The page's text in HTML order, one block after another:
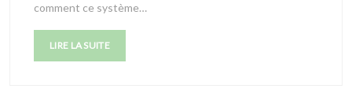
comment ce système…
LIRE LA SUITE